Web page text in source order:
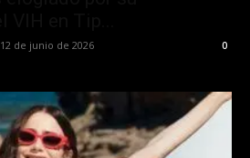
12 de junio de 2026 0